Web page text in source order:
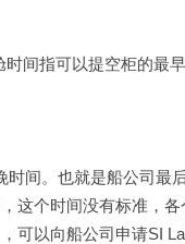
间指可以提空柜的最
时间。也就是船公司最
这个时间没有标准，各
可以向船公司申请SI